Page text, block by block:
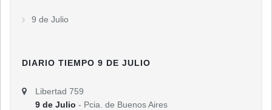
9 de Julio
DIARIO TIEMPO 9 DE JULIO
Libertad 759
9 de Julio - Pcia. de Buenos Aires